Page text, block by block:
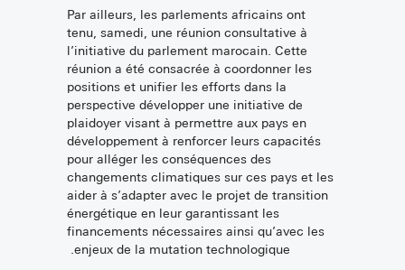
Par ailleurs, les parlements africains ont
tenu, samedi, une réunion consultative à
l’initiative du parlement marocain. Cette
réunion a été consacrée à coordonner les
positions et unifier les efforts dans la
perspective développer une initiative de
plaidoyer visant à permettre aux pays en
développement à renforcer leurs capacités
pour alléger les conséquences des
changements climatiques sur ces pays et les
aider à s’adapter avec le projet de transition
énergétique en leur garantissant les
financements nécessaires ainsi qu’avec les
enjeux de la mutation technologique.